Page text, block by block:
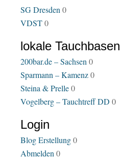
SG Dresden 0
VDST0
lokale Tauchbasen
200bar.de – Sachsen 0
Sparmann – Kamenz0
Steina & Prelle0
Vogelberg – Tauchtreff DD 0
Login
Blog Erstellung0
Abmelden 0